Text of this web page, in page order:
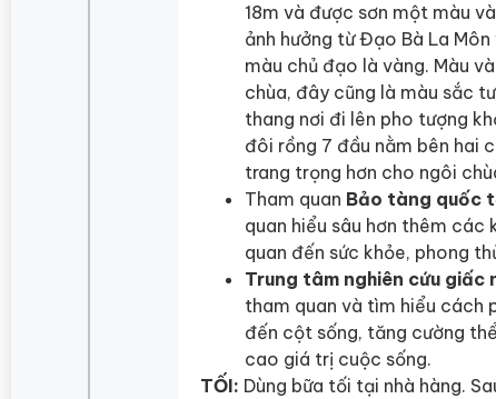
18m và được sơn một màu
ảnh hưởng từ Đạo Bà La
màu chủ đạo là vàng. Màu
chùa, đây cũng là màu sắc
thang nơi đi lên pho tượng
đôi rồng 7 đầu nằm bên hai
trang trọng hơn cho ngôi
Tham quan Bảo tàng quốc
quan hiểu sâu hơn thêm
quan đến sức khỏe, phong
Trung tâm nghiên cứu
tham quan và tìm hiểu cách
đến cột sống, tăng cường
cao giá trị cuộc sống.
TỐI: Dùng bữa tối tại nhà hàng.